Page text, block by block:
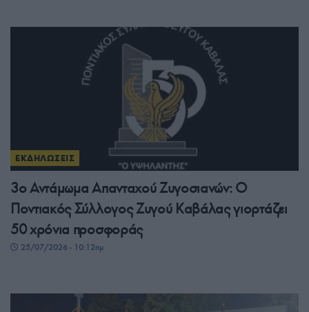
ΕΚΔΗΛΩΣΕΙΣ
3ο Αντάμωμα Απανταχού Ζυγοσιανών: Ο
Ποντιακός Σύλλογος Ζυγού Καβάλας γιορτάζει
50 χρόνια προσφοράς
25/07/2026 - 10:12πμ